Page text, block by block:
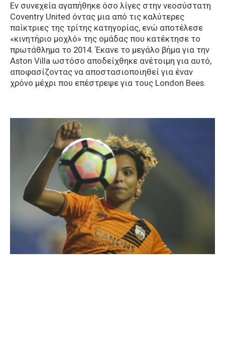
Εν συνεχεία αγαπήθηκε όσο λίγες στην νεοσύστατη
Coventry United όντας μια από τις καλύτερες
παίκτριες της τρίτης κατηγορίας, ενώ αποτέλεσε
«κινητήριο μοχλό» της ομάδας που κατέκτησε το
πρωτάθλημα το 2014. Έκανε το μεγάλο βήμα για την
Aston Villa ωστόσο αποδείχθηκε ανέτοιμη για αυτό,
αποφασίζοντας να αποστασιοποιηθεί για έναν
χρόνο μέχρι που επέστρεψε για τους London Bees.